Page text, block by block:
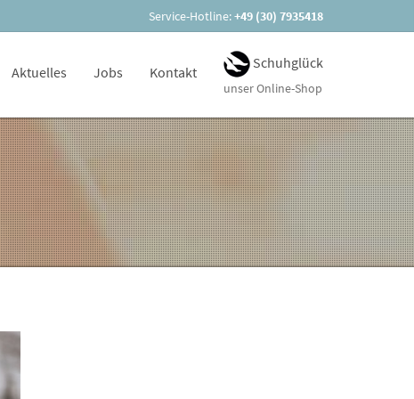
Service-Hotline:+49 (30) 7935418
Aktuelles Jobs Kontakt
Schuhglück
unser Online-Shop